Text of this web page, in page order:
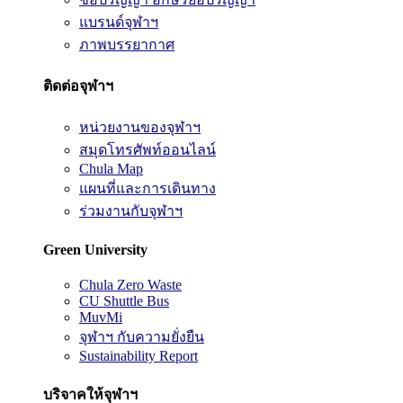
แบรนด์จุฬาฯ
ภาพบรรยากาศ
ติดต่อจุฬาฯ
หน่วยงานของจุฬาฯ
สมุดโทรศัพท์ออนไลน์
Chula Map
แผนที่และการเดินทาง
ร่วมงานกับจุฬาฯ
Green University
Chula Zero Waste
CU Shuttle Bus
MuvMi
จุฬาฯ กับความยั่งยืน
Sustainability Report
บริจาคให้จุฬาฯ